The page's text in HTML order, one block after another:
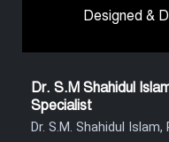
Designed &
Dr. S.M Shahidul
Specialist
Dr. S.M. Shahidul